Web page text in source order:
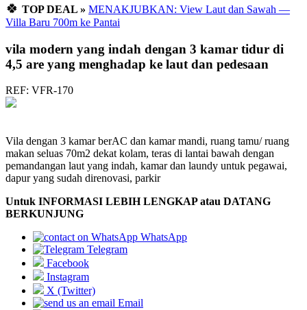
🍀 TOP DEAL » MENAKJUBKAN: View Laut dan Sawah —
Villa Baru 700m ke Pantai
vila modern yang indah dengan 3 kamar tidur di
4,5 are yang menghadap ke laut dan pedesaan
REF: VFR-170
Vila dengan 3 kamar berAC dan kamar mandi, ruang tamu/ ruang
makan seluas 70m2 dekat kolam, teras di lantai bawah dengan
pemandangan laut yang indah, kamar dan laundy untuk pegawai,
dapur yang sudah direnovasi, parkir
Untuk INFORMASI LEBIH LENGKAP atau DATANG
BERKUNJUNG
WhatsApp
Telegram
Facebook
Instagram
X (Twitter)
Email